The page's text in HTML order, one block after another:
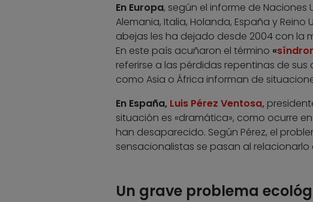
En Europa, según el informe de Naciones
Alemania, Italia, Holanda, España y
abejas les ha dejado desde 2004 con la
En este país acuñaron el término «
referirse a las pérdidas repentinas de
como Asia o África informan de
En España, Luis Pérez Ventosa,
situación es «dramática», como ocurre
han desaparecido. Según Pérez, el
sensacionalistas se pasan al
Un grave problema